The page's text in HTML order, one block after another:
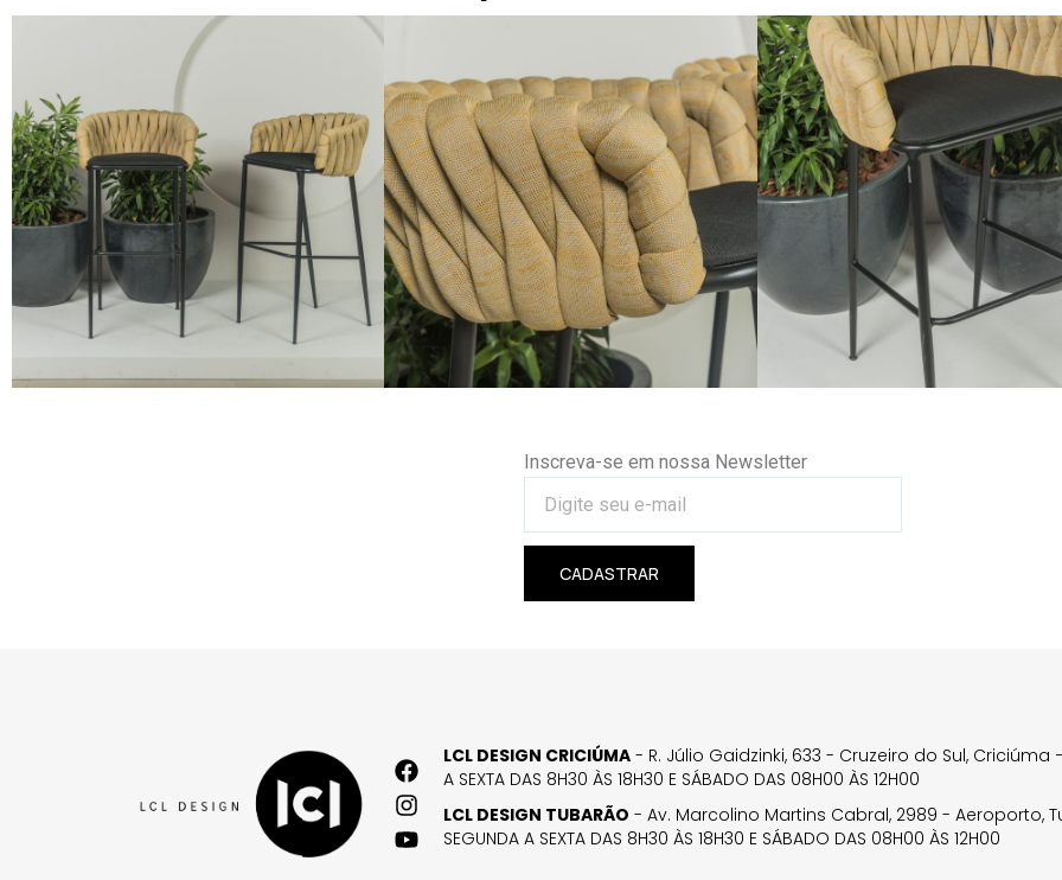
Inscreva-se em nossa Newsletter
CADASTRAR
LCL DESIGN CRICIÚMA - R. Júlio Gaidzinki, 633 - Cruzeiro do Sul, Criciúma
A SEXTA DAS 8H30 ÀS 18H30 E SÁBADO DAS 08H00 ÀS 12H00
LCL DESIGN TUBARÃO - Av. Marcolino Martins Cabral, 2989 - Aeroporto,
SEGUNDA A SEXTA DAS 8H30 ÀS 18H30 E SÁBADO DAS 08H00 ÀS 12H00